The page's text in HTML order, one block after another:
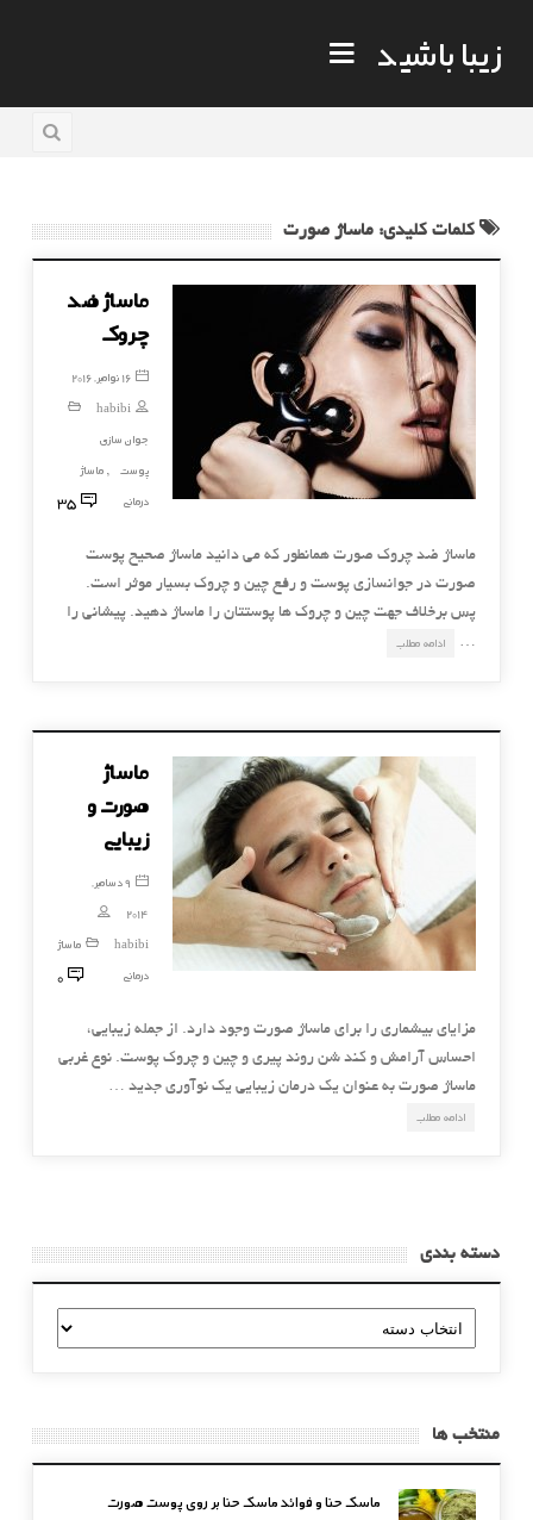
زیبا باشید
کلمات کلیدی: ماساژ صورت
ماساژ ضد
چروک
16 نوامبر, 2016
habibi
جوان سازی
پوست
, ماساژ
درمانی
35
ماساژ ضد چروک صورت همانطور که می دانید ماساژ صحیح پوست
صورت در جوانسازی پوست و رفع چین و چروک بسیار موثر است.
پس برخلاف جهت چین و چروک ها پوستتان را ماساژ دهید. پیشانی را
…
ادامه مطلب
ماساژ
صورت و
زیبایی
9 دسامبر,
2014
habibi
ماساژ
درمانی
0
مزایای بیشماری را برای ماساژ صورت وجود دارد. از جمله زیبایی،
احساس آرامش و کند شن روند پیری و چین و چروک پوست. نوع غربی
ماساژ صورت به عنوان یک درمان زیبایی یک نوآوری جدید …
ادامه مطلب
دسته بندی
دسته
بندی
منتخب ها
ماسک حنا و فوائد ماسک حنا بر روی پوست صورت